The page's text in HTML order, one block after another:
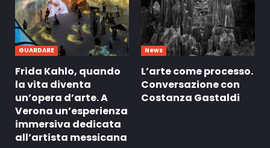
GUARDARE
Frida Kahlo, quando
la vita diventa
un’opera d’arte. A
Verona un’esperienza
immersiva dedicata
all’artista messicana
News
L’arte come processo.
Conversazione con
Costanza Gastaldi